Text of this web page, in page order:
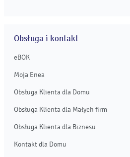
Obsługa i kontakt
eBOK
Moja Enea
Obsługa Klienta dla Domu
Obsługa Klienta dla Małych firm
Obsługa Klienta dla Biznesu
Kontakt dla Domu